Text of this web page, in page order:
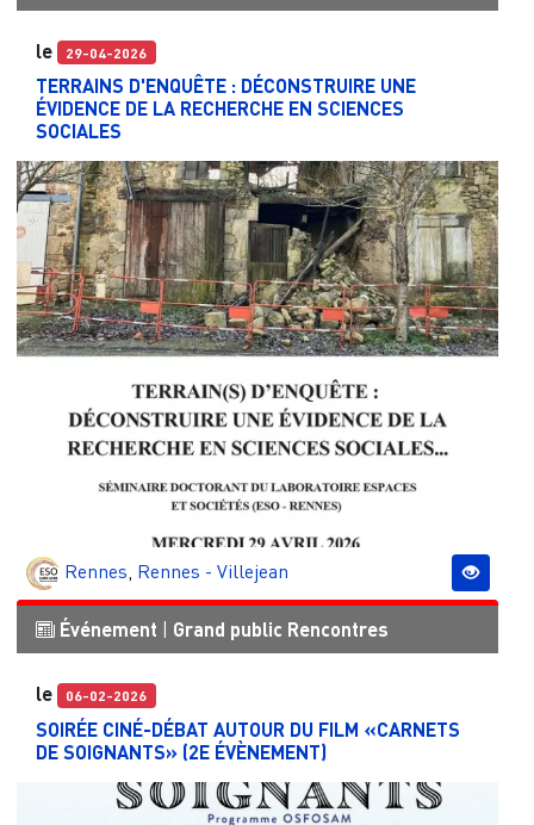
le 29-04-2026
TERRAINS D'ENQUÊTE : DÉCONSTRUIRE UNE
ÉVIDENCE DE LA RECHERCHE EN SCIENCES
SOCIALES
Rennes, Rennes - Villejean
Événement Grand public Rencontres
le 06-02-2026
SOIRÉE CINÉ-DÉBAT AUTOUR DU FILM «CARNETS
DE SOIGNANTS» (2E ÉVÈNEMENT)